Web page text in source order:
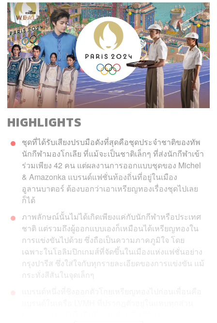
HIGHLIGHTS
ชุดที่ได้รับเสียงปรบมือดังที่สุดคือชุดประจำชาติของทัพ
นักกีฬามองโกเลีย ที่แม้จะเป็นชาติเล็กๆ ที่ส่งนักกีฬาเข้า
ร่วมเพียง 42 คน แต่ผลงานการออกแบบชุดของ Michel
& Amazonka แบรนด์แฟชั่นท้องถิ่นที่อยู่ในเมือง
อูลานบาตอร์ ต้องบอกว่าเอาเหรียญทองเรื่องชุดไปเลย
ก็ได้
ภาพลักษณ์นั้นไม่ได้เกิดเพียงแค่กับนักกีฬาหรือประเทศ
ชาติ แต่รวมถึงผู้ออกแบบเองก็เหมือนได้เหรียญทองใน
การแข่งขันไปด้วย ซึ่งถือเป็นความภาคภูมิใจ โดย
เฉพาะในโอลิมปิกเกมส์ที่จัดขึ้นในเมืองแห่งแฟชั่นอย่าง
กรุงปารีส ซึ่งใส่ใจกับทุกรายละเอียดของการแข่งขัน แม้
กระทั่งสีสันในจุดเล็กๆ